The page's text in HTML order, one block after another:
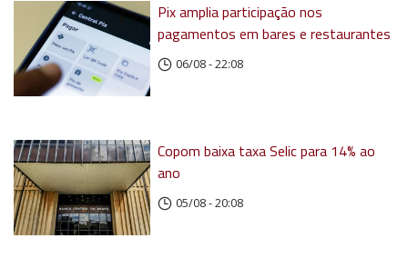
Pix amplia participação nos
pagamentos em bares e restaurantes
06/08 - 22:08
Copom baixa taxa Selic para 14% ao
ano
05/08 - 20:08